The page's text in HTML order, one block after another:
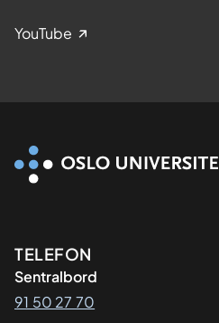
YouTube
TELEFON
Sentralbord
91 50 27 70